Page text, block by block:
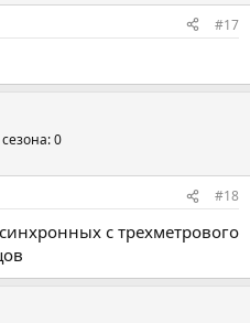
#17
0
#18
с трехметрового